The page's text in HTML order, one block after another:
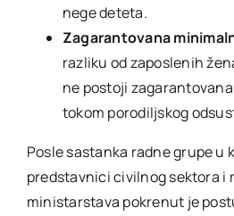
nege deteta.
Zagarantovana
razliku od zaposlenih
ne postoji
tokom porodiljskog
Posle sastanka radne grupe u
predstavnici civilnog sektora i
ministarstava pokrenut je